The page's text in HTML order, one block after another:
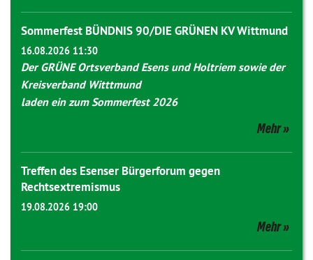
Sommerfest BÜNDNIS 90/DIE GRÜNEN KV Wittmund
16.08.2026 11:30
Der GRÜNE Ortsverband Esens und Holtriem sowie der
Kreisverband Witttmund
laden ein zum Sommerfest 2026
Mehr
Treffen des Esenser Bürgerforum gegen
Rechtsextremismus
19.08.2026 19:00
Mehr